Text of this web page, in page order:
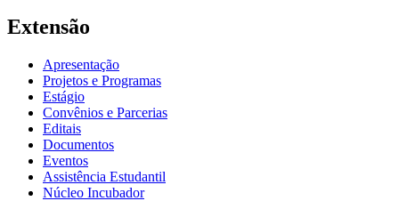
Extensão
Apresentação
Projetos e Programas
Estágio
Convênios e Parcerias
Editais
Documentos
Eventos
Assistência Estudantil
Núcleo Incubador